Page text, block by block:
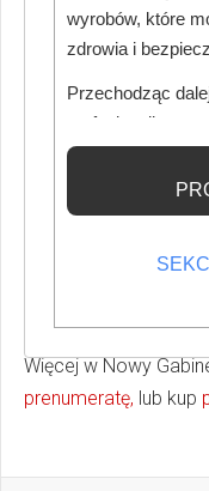
naszej marki
prekursorami
zaangażowaniu
czekającymi na
Wydarzenie „Rytuał
stomatologiczna
Więcej w Nowy
prenumeratę, lub kup
wyrobów, które
zdrowia i
Przechodząc
profesjonalistą
wiedzę